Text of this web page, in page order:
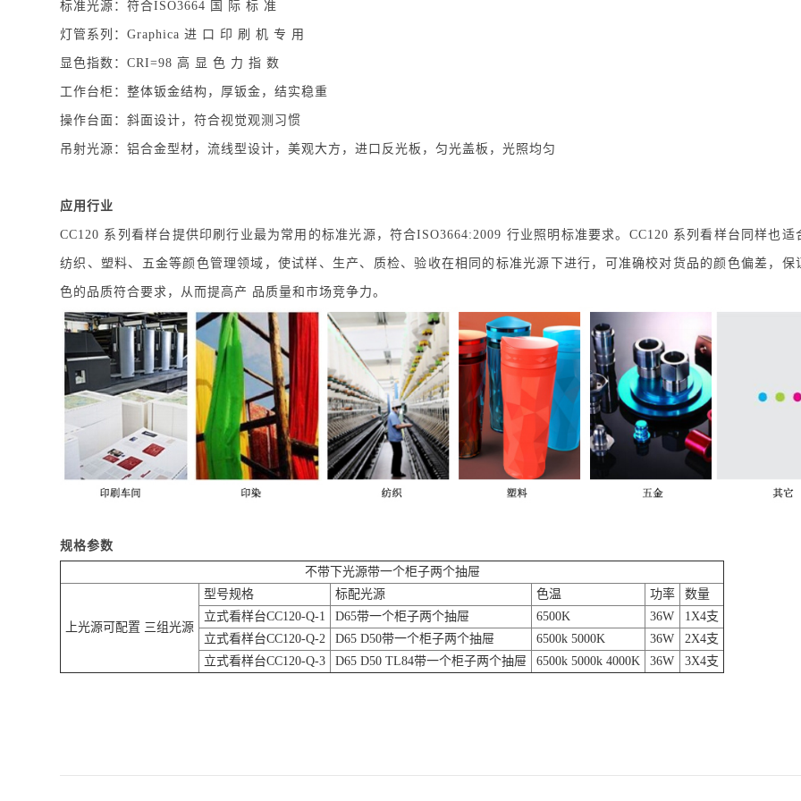
标准光源：符合ISO3664 国 际 标 准
灯管系列：Graphica 进 口 印 刷 机 专 用
显色指数：CRI=98 高 显 色 力 指 数
工作台柜：整体钣金结构，厚钣金，结实稳重
操作台面：斜面设计，符合视觉观测习惯
吊射光源：铝合金型材，流线型设计，美观大方，进口反光板，匀光盖板，光照均匀
应用行业
CC120 系列看样台提供印刷行业最为常用的标准光源，符合ISO3664:2009 行业照明标准要求。CC120 系列看样台同样也适
纺织、塑料、五金等颜色管理领域，使试样、生产、质检、验收在相同的标准光源下进行，可准确校对货品的颜色偏差，保
色的品质符合要求，从而提高产 品质量和市场竞争力。
规格参数
不带下光源带一个柜子两个抽屉
上光源可配置 三组光源
型号规格 标配光源 色温 功率
数量
立式看样台CC120-Q-1
D65带一个柜子两个抽屉 6500K 36W
1X4支
立式看样台CC120-Q-2
D65 D50带一个柜子两个抽屉 6500k 5000K 36W
2X4支
立式看样台CC120-Q-3
D65 D50 TL84带一个柜子两个抽屉 6500k 5000k 4000K 36W 3X4支